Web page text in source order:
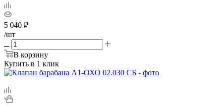
5 040 ₽
/шт
В корзину
Купить в 1 клик